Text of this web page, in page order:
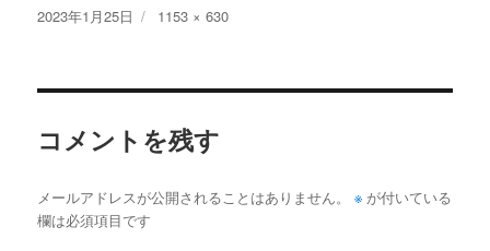
投
2023年1月25日
フ
イ
1153 × 630
コメントを残す
メールアドレスが公開されることはありません。 ※ が付いている
欄は必須項目です